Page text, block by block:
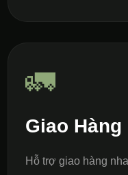
🚛
Giao Hàng
Hỗ trợ giao hàng